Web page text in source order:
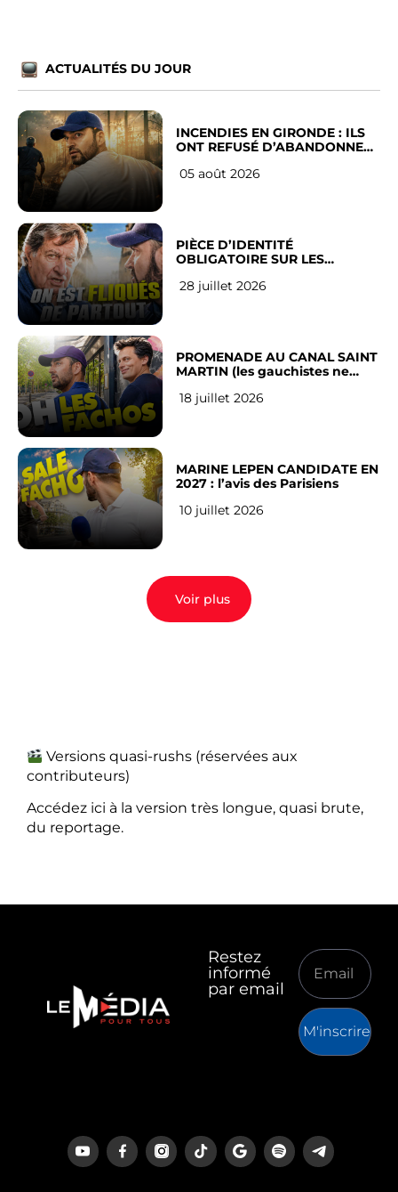
ACTUALITÉS DU JOUR
INCENDIES EN GIRONDE : ILS
ONT REFUSÉ D’ABANDONNER
05 août 2026
PIÈCE D’IDENTITÉ
OBLIGATOIRE SUR LES
Français
28 juillet 2026
PROMENADE AU CANAL SAINT
MARTIN (les gauchistes ne
18 juillet 2026
MARINE LEPEN CANDIDATE EN
2027 : l’avis des Parisiens
10 juillet 2026
Voir plus
Versions quasi-rushs (réservées aux
contributeurs)
Accédez ici à la version très longue, quasi brute,
du reportage.
Restez
informé
par email
M'inscrire